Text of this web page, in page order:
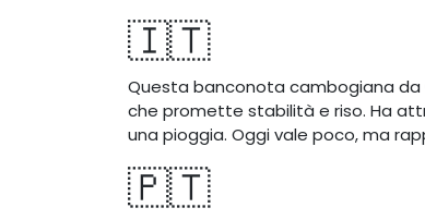
🇮🇹
Questa banconota cambogiana da
che promette stabilità e riso. Ha
una pioggia. Oggi vale poco, ma
🇵🇹